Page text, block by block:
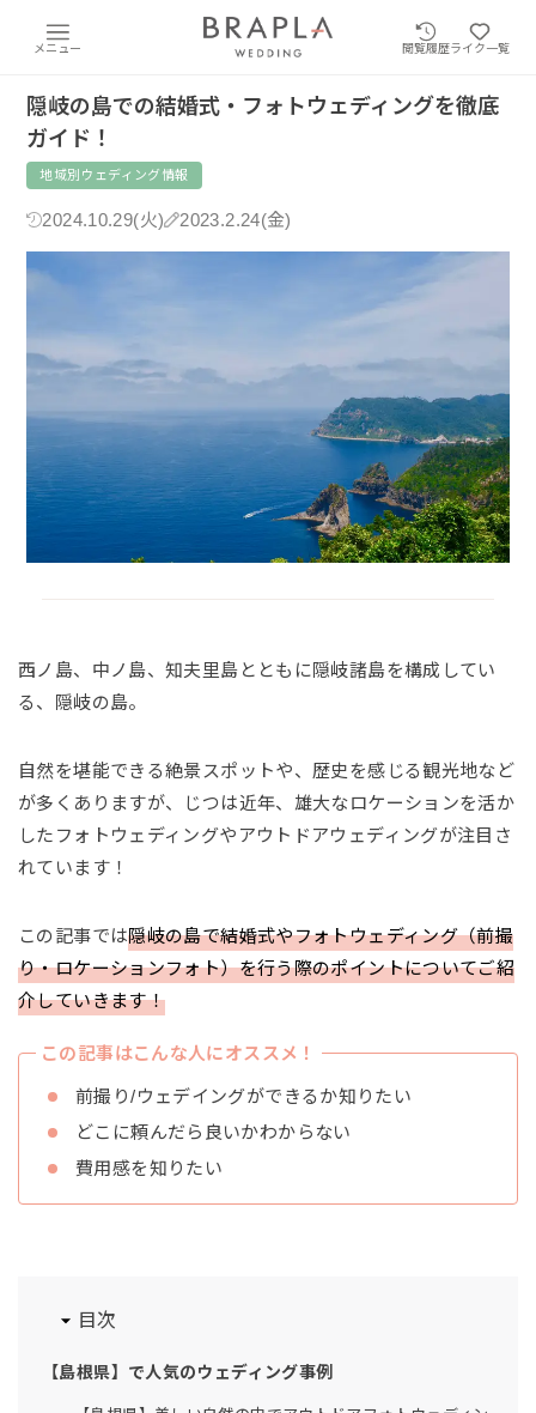
メニュー 閲覧履歴ライク一覧
隠岐の島での結婚式・フォトウェディングを徹底
ガイド！
地域別ウェディング情報
2024.10.29(火) 2023.2.24(金)
西ノ島、中ノ島、知夫里島とともに隠岐諸島を構成してい
る、隠岐の島。
自然を堪能できる絶景スポットや、歴史を感じる観光地など
が多くありますが、じつは近年、雄大なロケーションを活か
したフォトウェディングやアウトドアウェディングが注目さ
れています！
この記事では隠岐の島で結婚式やフォトウェディング（前撮
り・ロケーションフォト）を行う際のポイントについてご紹
介していきます！
この記事はこんな人にオススメ！
前撮り/ウェデイングができるか知りたい
どこに頼んだら良いかわからない
費用感を知りたい
目次
【島根県】で人気のウェディング事例